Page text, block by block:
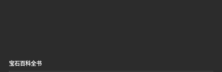
宝石百科全书